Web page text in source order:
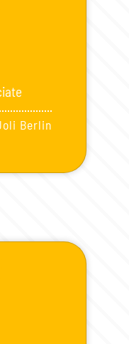
Berlin